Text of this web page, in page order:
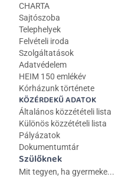
CHARTA
Sajtószoba
Telephelyek
Felvételi iroda
Szolgáltatások
Adatvédelem
HEIM 150 emlékév
Kórházunk története
KÖZÉRDEKŰ ADATOK
Általános közzétételi lista
Különös közzétételi lista
Pályázatok
Dokumentumtár
Szülőknek
Mit tegyen, ha gyermeke...